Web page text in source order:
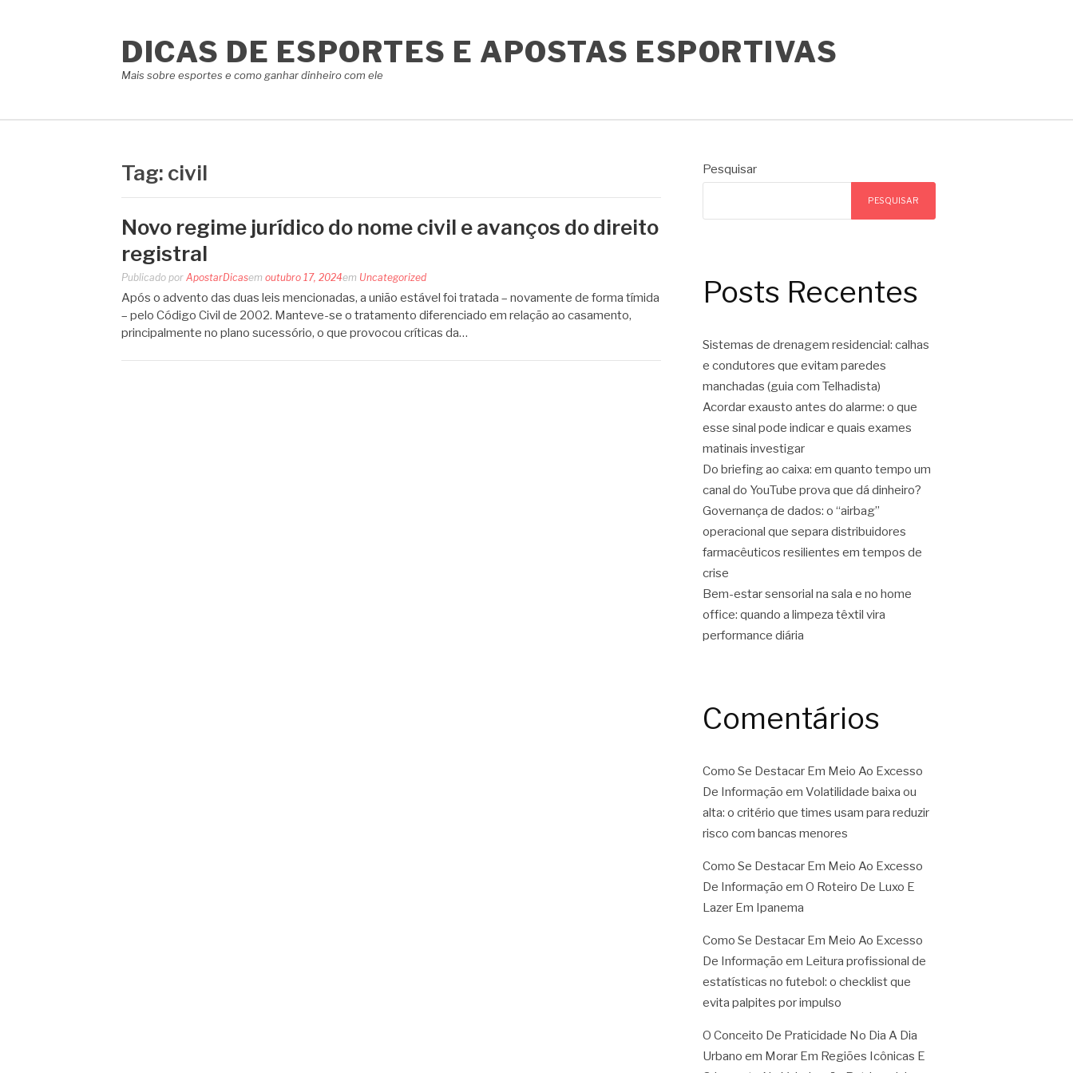
DICAS DE ESPORTES E APOSTAS ESPORTIVAS
Mais sobre esportes e como ganhar dinheiro com ele
Tag: civil
Novo regime jurídico do nome civil e avanços do direito
registral
Publicado por ApostarDicasem outubro 17, 2024em Uncategorized
Após o advento das duas leis mencionadas, a união estável foi tratada – novamente de forma tímida
– pelo Código Civil de 2002. Manteve-se o tratamento diferenciado em relação ao casamento,
principalmente no plano sucessório, o que provocou críticas da…
Pesquisar
PESQUISAR
Posts Recentes
Sistemas de drenagem residencial: calhas
e condutores que evitam paredes
manchadas (guia com Telhadista)
Acordar exausto antes do alarme: o que
esse sinal pode indicar e quais exames
matinais investigar
Do briefing ao caixa: em quanto tempo um
canal do YouTube prova que dá dinheiro?
Governança de dados: o “airbag”
operacional que separa distribuidores
farmacêuticos resilientes em tempos de
crise
Bem-estar sensorial na sala e no home
office: quando a limpeza têxtil vira
performance diária
Comentários
Como Se Destacar Em Meio Ao Excesso
De Informação em Volatilidade baixa ou
alta: o critério que times usam para reduzir
risco com bancas menores
Como Se Destacar Em Meio Ao Excesso
De Informação em O Roteiro De Luxo E
Lazer Em Ipanema
Como Se Destacar Em Meio Ao Excesso
De Informação em Leitura profissional de
estatísticas no futebol: o checklist que
evita palpites por impulso
O Conceito De Praticidade No Dia A Dia
Urbano em Morar Em Regiões Icônicas E